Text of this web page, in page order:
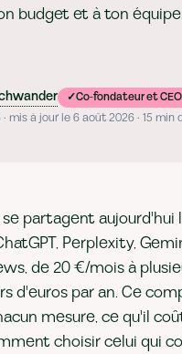
budget et à ton équipe.
Co-fondateur et
mis à jour le 6 août 2026 · 15 min
partagent aujourd'hui
Perplexity,
de 20 €/mois à
d'euros par an. Ce
mesure, ce qu'il
choisir celui qui